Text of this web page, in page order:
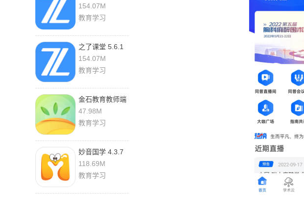
5.6.1 最新版
154.07M
教育学习
之了课堂 5.6.1
154.07M
教育学习
金石教育教师端
1.7.9 手机版
47.98M
教育学习
妙音国学 4.3.7
最新版
118.69M
教育学习